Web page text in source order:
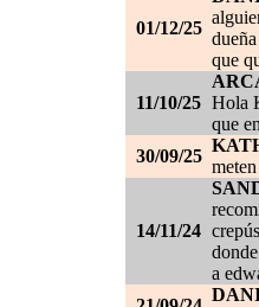
01/12/25
que
11/10/25 Hola
que
30/09/25
14/11/24
a